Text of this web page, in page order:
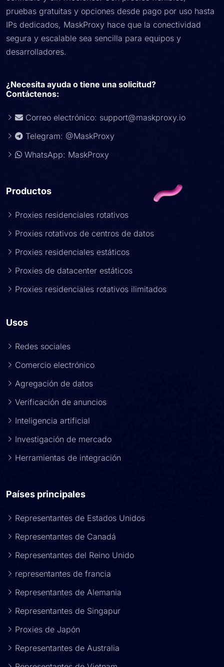
pruebas gratuitas y opciones desde pago por uso hasta
IPs dedicados, MaskProxy hace que la conectividad
segura y escalable sea sencilla para equipos y
desarrolladores.
¿Necesita ayuda o tiene una solicitud?
Contáctenos:
Correo electrónico: support@maskproxy.io
Telegram: @MaskProxy
WhatsApp: MaskProxy
Productos
Proxies residenciales rotativos
Proxies rotativos de centros de datos
Proxies residenciales estáticos
Proxies de datacenter estáticos
Proxies residenciales rotativos ilimitados
Usos
Redes sociales
Comercio electrónico
Agregación de datos
Verificación de anuncios
Inteligencia artificial
Investigación de mercado
Herramientas de integración
Países principales
Representantes de Estados Unidos
Representantes de Canadá
Representantes del Reino Unido
representantes de francia
Representantes de Alemania
Representantes de Singapur
Proxies de Japón
Representantes de Australia